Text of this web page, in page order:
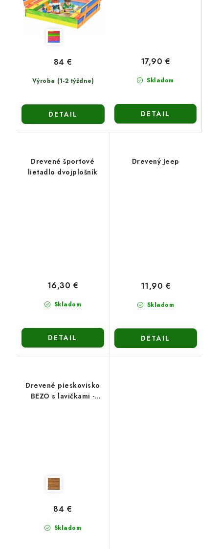
Výroba (1-2 týždne)
84 €
DETAIL
Skladom
17,90 €
DETAIL
Drevené športové
lietadlo dvojplošník
Skladom
16,30 €
DETAIL
Drevený Jeep
Skladom
11,90 €
DETAIL
Drevené pieskovisko
BEZO s lavičkami -
Skladom
84 €